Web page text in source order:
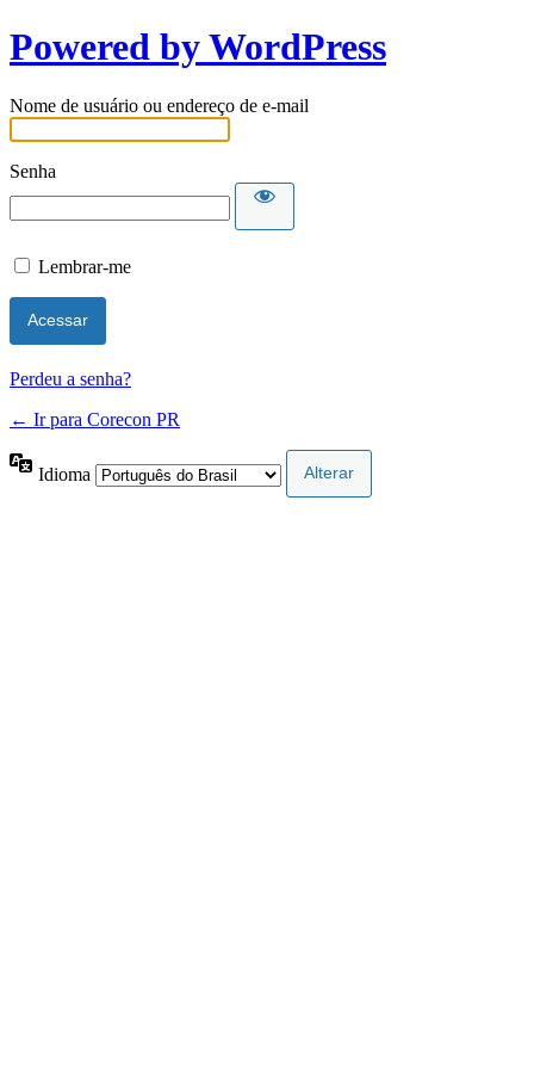
Powered by WordPress
Nome de usuário ou endereço de e-mail
Senha
Lembrar-me
Perdeu a senha?
← Ir para Corecon PR
Idioma